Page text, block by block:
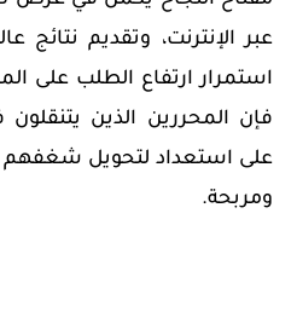
عبر الإنترنت، وتقديم نتائج
استمرار ارتفاع الطلب على
فإن المحررين الذين
على استعداد لتحويل شغفهم
ومربحة.